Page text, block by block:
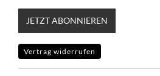
JETZT ABONNIEREN
Vertrag widerrufen